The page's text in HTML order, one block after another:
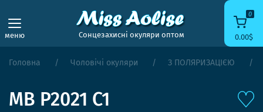
меню Сонцезахисні окуляри оптом
0
0.00$
Головна Чоловічі окуляри З ПОЛЯРИЗАЦІЄЮ
MB P2021 C1